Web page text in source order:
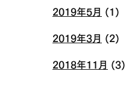
2019年5月 (1)
2019年3月 (2)
2018年11月 (3)